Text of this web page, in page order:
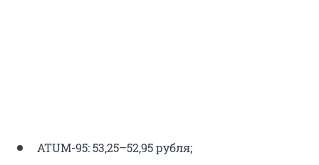
ATUM-95: 53,25–52,95 рубля;